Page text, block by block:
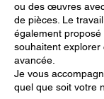
ou des œuvres
de pièces. Le
également
souhaitent explorer
avancée.
Je vous
quel que soit votre